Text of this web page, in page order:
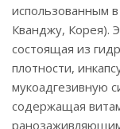
использованным
Кванджу, Корея).
состоящая из
плотности,
мукоадгезивную
содержащая